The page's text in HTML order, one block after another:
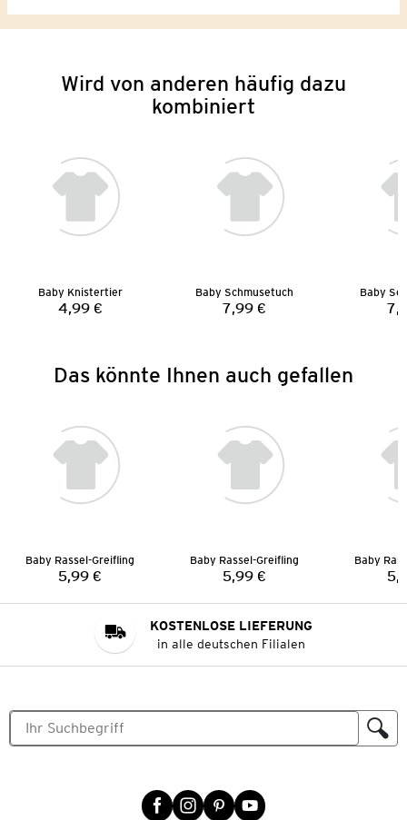
Wird von anderen häufig dazu
kombiniert
Baby Knistertier
Preis:
4,99 €
Baby Schmusetuch
Preis:
7,99 €
Baby
Das könnte Ihnen auch gefallen
Baby Rassel-Greifling
Preis:
5,99 €
Baby Rassel-Greifling
Preis:
5,99 €
Baby
KOSTENLOSE LIEFERUNG
in alle deutschen Filialen